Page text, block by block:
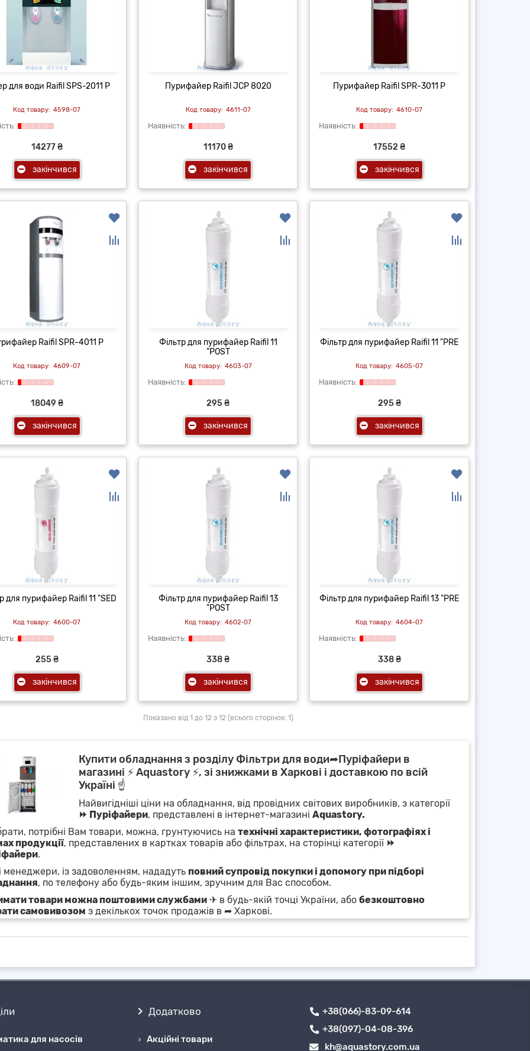
для води Raifil SPS-2011 Р
4598-07
14277 ₴
закінчився
Пурифайер Raifil JCP 8020
4611-07
11170 ₴
закінчився
Пурифайер Raifil SPR-3011 P
4610-07
17552 ₴
закінчився
Raifil SPR-4011 P
4609-07
18049 ₴
закінчився
Фільтр для пурифайер Raifil 11
"POST
4603-07
295 ₴
закінчився
Фільтр для пурифайер Raifil 11 "PRE
4605-07
295 ₴
закінчився
для пурифайер Raifil 11 "SED
4600-07
255 ₴
закінчився
Фільтр для пурифайер Raifil 13
"POST
4602-07
338 ₴
закінчився
Фільтр для пурифайер Raifil 13 "PRE
4604-07
338 ₴
закінчився
Показано від 1 до 12 з 12 (всього сторінок: 1)
Купити обладнання з розділу Фільтри для води➦Пуріфайери в
магазині ⚡ Aquastory ⚡, зі знижками в Харкові і доставкою по всій
Україні ☝
Найвигідніші ціни на обладнання, від провідних світових виробників, з категорії
⏩ Пуріфайери, представлені в інтернет-магазині Aquastory.
потрібні Вам товари, можна, грунтуючись на технічні характеристики, фотографіях і
продукції, представлених в картках товарів або фільтрах, на сторінці категорії ⏩
.
менеджери, із задоволенням, нададуть повний супровід покупки і допомогу при підборі
, по телефону або будь-яким іншим, зручним для Вас способом.
товари можна поштовими службами✈ в будь-якій точці України, або безкоштовно
самовивозом з декількох точок продажів в ➦ Харкові.
для насосів
Додатково
Акційні товари
+38(066)-83-09-614
+38(097)-04-08-396
kh@aquastory.com.ua